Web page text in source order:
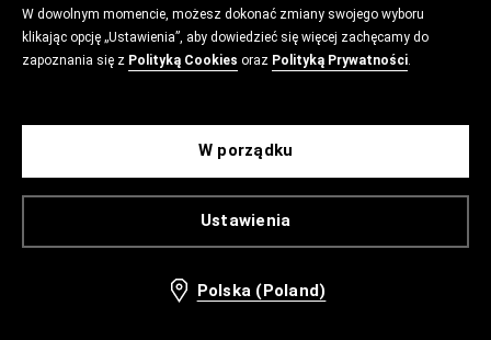
W dowolnym momencie, możesz dokonać zmiany swojego wyboru
klikając opcję „Ustawienia”, aby dowiedzieć się więcej zachęcamy do
zapoznania się z Polityką Cookies oraz Polityką Prywatności.
Ustawienia
W porządku
Polska (Poland)